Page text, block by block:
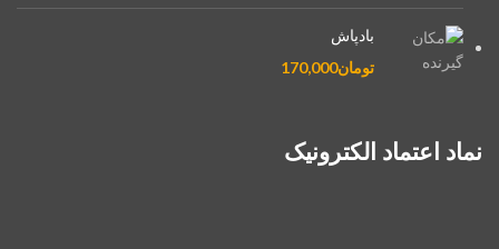
بادپاش
تومان170,000
نماد اعتماد الکترونیک